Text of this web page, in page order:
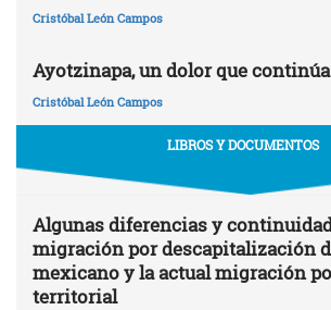
Cristóbal León Campos
Ayotzinapa, un dolor que continúa
Cristóbal León Campos
LIBROS Y DOCUMENTOS
Algunas diferencias y
migración por descapitalización
mexicano y la actual migración
territorial